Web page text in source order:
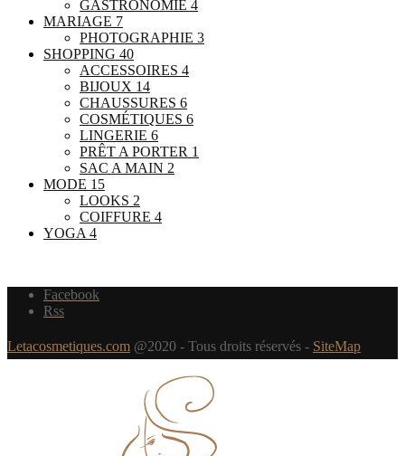
GASTRONOMIE 4
MARIAGE 7
PHOTOGRAPHIE 3
SHOPPING 40
ACCESSOIRES 4
BIJOUX 14
CHAUSSURES 6
COSMÉTIQUES 6
LINGERIE 6
PRÊT A PORTER 1
SAC A MAIN 2
MODE 15
LOOKS 2
COIFFURE 4
YOGA 4
Facebook
Rss
Letacosmetiques.com @2020 - Tous droits réservés - SiteMap